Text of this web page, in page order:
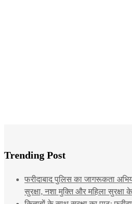
Trending Post
फरीदाबाद पुलिस का जागरूकता
सुरक्षा, नशा मुक्ति और महिला